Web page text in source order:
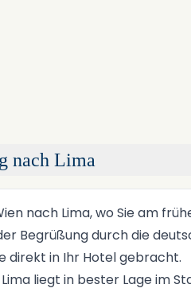
nach Lima
nach Lima, wo Sie am
Begrüßung durch die
direkt in Ihr Hotel gebracht.
liegt in bester Lage im